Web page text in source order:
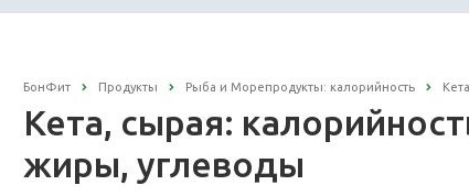
БонФит Продукты Рыба и Морепродукты: калорийность
Кета, сырая:
жиры, углеводы